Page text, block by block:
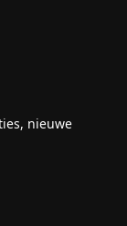
nieuwe